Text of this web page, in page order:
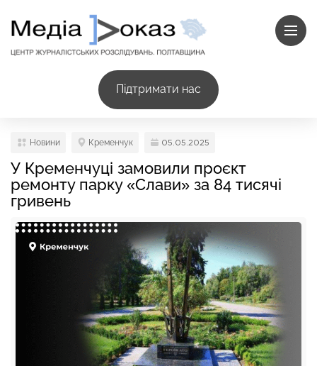
Підтримати нас
Новини Кременчук 05.05.2025
У Кременчуці замовили проєкт
ремонту парку «Слави» за 84 тисячі
гривень